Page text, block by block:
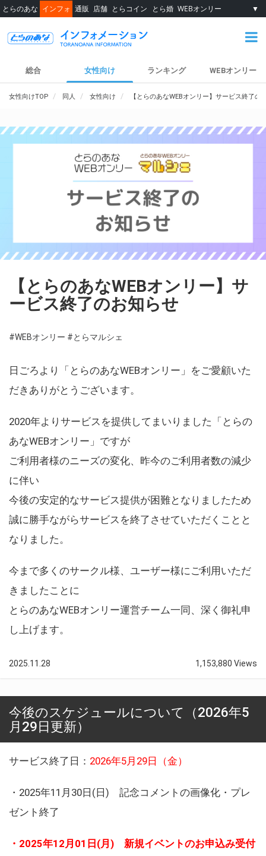
とらのあな インフォ 通販 店舗 とらコイン とら婚 WEBオンリー ▼
総合 女性向け ランキング WEBオンリー
女性向けTOP 同人 女性向け 【とらのあなWEBオンリー】サービス終了の
【とらのあなWEBオンリー】サ
ービス終了のお知らせ
#WEBオンリー #とらマルシェ
日ごろより「とらのあなWEBオンリー」をご愛顧いた
だきありがとうございます。
2020年よりサービスを提供してまいりました「とらの
あなWEBオンリー」ですが
ご利用者様のニーズの変化、昨今のご利用者数の減少
に伴い
今後の安定的なサービス提供が困難となりましたため
誠に勝手ながらサービスを終了させていただくことと
なりました。
今まで多くのサークル様、ユーザー様にご利用いただ
きましたことに
とらのあなWEBオンリー運営チーム一同、深く御礼申
し上げます。
2025.11.28 1,153,880 Views
今後のスケジュールについて（2026年5
月29日更新）
サービス終了日： 2026年5月29日（金）
・2025年11月30日(日) 記念コメントの画像化・プレ
ゼント終了
・2025年12月01日(月) 新規イベントのお申込み受付